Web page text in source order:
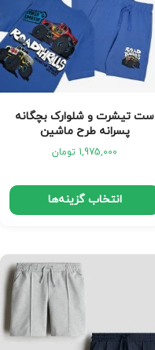
ست تیشرت و شلوارک بچگانه
پسرانه طرح ماشین
1,975,000 تومان
انتخاب گزینه‌ها